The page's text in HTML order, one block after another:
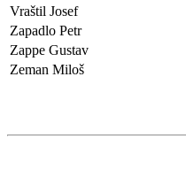
Vraštil Josef
Zapadlo Petr
Zappe Gustav
Zeman Miloš